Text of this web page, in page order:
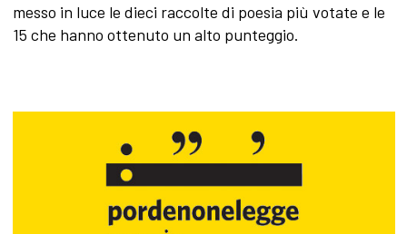
messo in luce le dieci raccolte di poesia più votate e le
15 che hanno ottenuto un alto punteggio.